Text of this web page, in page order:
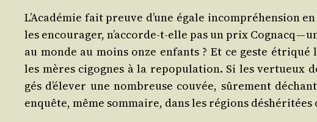
L’A­ca­dé­mie fait preuve d’une égale incom­pré­hen­sion
les encou­ra­ger, n’ac­corde-t-elle pas un prix Cognacq
au monde au moins onze enfants ? Et ce geste
les mères cigognes à la repo­pu­la­tion. Si les
gés d’é­le­ver une nom­breuse cou­vée, sûre­ment
enquête, même som­maire, dans les régions